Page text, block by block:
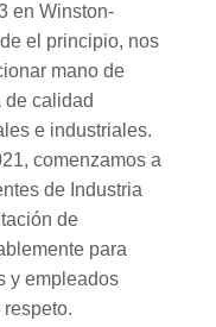
en Winston-
el principio, nos
mano de
calidad
e industriales.
comenzamos a
de Industria
de
para
y empleados